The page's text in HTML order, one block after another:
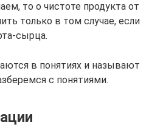
то о чистоте продукта от
только в том случае, если
сырца.
в понятиях и называют
с понятиями.